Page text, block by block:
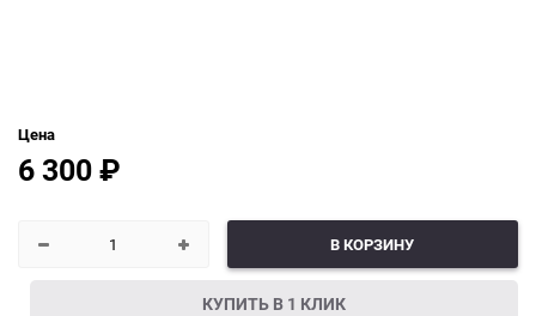
Цена
6 300₽
В КОРЗИНУ
КУПИТЬ В 1 КЛИК